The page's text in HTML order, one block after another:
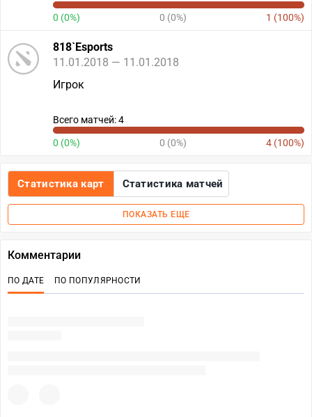
0 (0%) 0 (0%) 1 (100%)
818`Esports
11.01.2018 — 11.01.2018
Игрок
Всего матчей: 4
0 (0%) 0 (0%) 4 (100%)
Статистика карт Статистика матчей
ПОКАЗАТЬ ЕЩЕ
Комментарии
ПО ДАТЕ ПО ПОПУЛЯРНОСТИ